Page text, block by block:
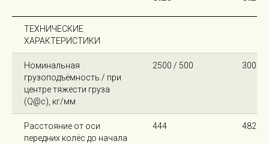
ТЕХНИЧЕСКИЕ
ХАРАКТЕРИСТИКИ
Номинальная
грузоподъёмность / при
центре тяжести груза
(Q@c), кг/мм
2500 / 500 3000 /
Расстояние от оси
передних колёс до начала
444 482